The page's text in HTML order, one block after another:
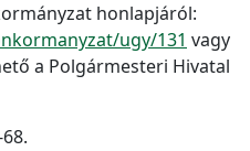
honlapjáról:
ugy/131 vagy
a Polgármesteri Hivatal